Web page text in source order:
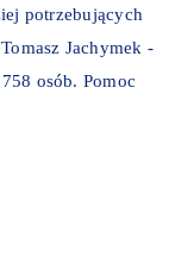
potrzebujących
Jachymek -
osób. Pomoc